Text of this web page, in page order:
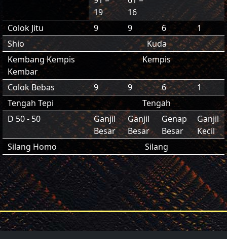
19
16
Colok Jitu
9 9 6
1
Shio
Kuda
Kembang Kempis
Kembar
Kempis
Colok Bebas 9 9 6
1
Tengah Tepi
Tengah
D 50 - 50
Ganjil
Besar
Ganjil
Besar
Genap
Besar
Ganjil
Kecil
Silang Homo
Silang